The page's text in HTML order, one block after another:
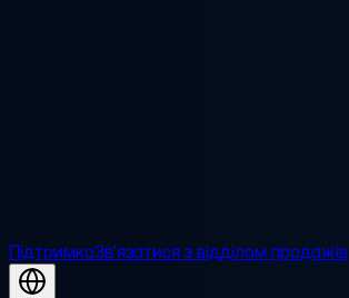
ПідтримкаЗв'язатися з відділом продажів